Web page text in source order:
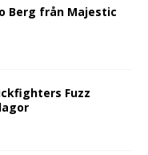
Berg från Majestic
Fuzz